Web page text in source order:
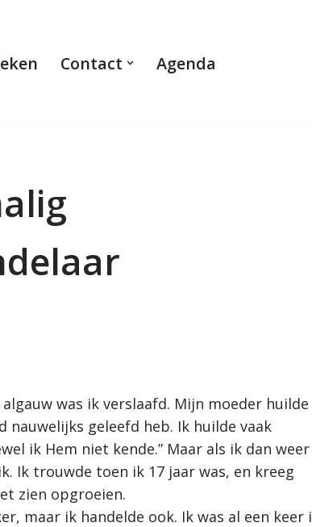
Contact Agenda
was ik verslaafd. Mijn moeder huilde
nauwelijks geleefd heb. Ik huilde vaak
ik Hem niet kende.” Maar als ik dan weer
Ik trouwde toen ik 17 jaar was, en kreeg
zien opgroeien.
maar ik handelde ook. Ik was al een keer